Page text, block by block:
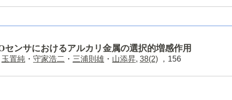
センサにおけるアルカリ金属の選択的増感作用
玉置純 ・ 守家浩二 ・ 三浦則雄 ・ 山添昇, 38(2) ，156